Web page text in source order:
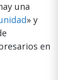
una
» y
en